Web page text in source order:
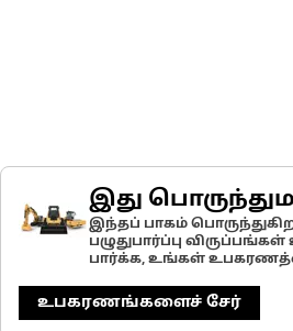
இது
இந்தப் பாகம்
பழுதுபார்ப்பு
பார்க்க, உங்கள்
உபகரணங்களைச் சேர்